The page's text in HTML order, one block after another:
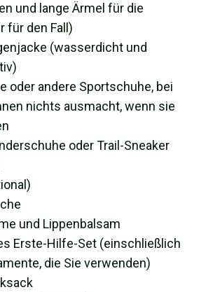
und lange Ärmel für die
für den Fall)
(wasserdicht und
oder andere Sportschuhe, bei
nichts ausmacht, wenn sie
oder Trail-Sneaker
und Lippenbalsam
Erste-Hilfe-Set (einschließlich
die Sie verwenden)